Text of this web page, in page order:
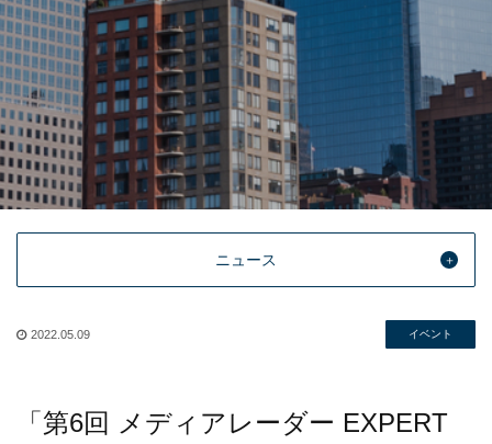
ニュース
2022.05.09 イベント
「第6回 メディアレーダー EXPERT